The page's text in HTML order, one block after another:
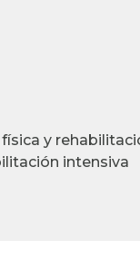
y
intensiva